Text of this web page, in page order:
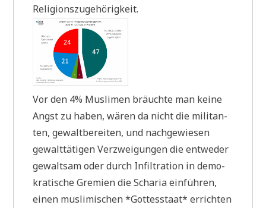
Religionszugehörigkeit.
Vor den 4% Mus­li­men bräuch­te man kei­ne
Angst zu haben, wären da nicht die mili­tan­
ten, gewalt­be­rei­ten, und nach­ge­wie­sen
gewalt­tä­ti­gen Ver­zwei­gun­gen die ent­we­der
gewalt­sam oder durch Infil­tra­ti­on in demo­
kra­ti­sche Gre­mi­en die Scha­ria ein­füh­ren,
einen mus­li­mi­schen *Got­tes­staat* errich­ten